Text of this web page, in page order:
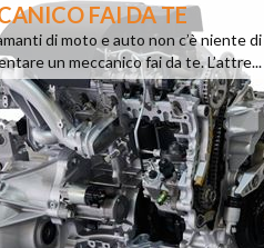
FAI DA TE
di moto e auto non c’è niente
un meccanico fai da te. L’attre...